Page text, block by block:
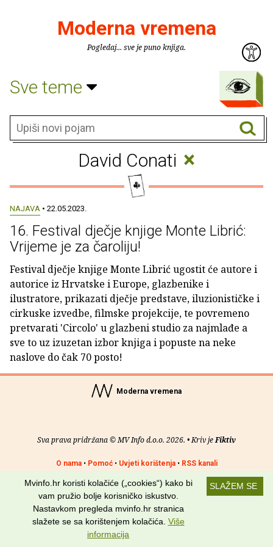
Moderna vremena
Pogledaj... sve je puno knjiga.
Sve teme
David Conati ×
NAJAVA • 22.05.2023.
16. Festival dječje knjige Monte Librić:
Vrijeme je za čaroliju!
Festival dječje knjige Monte Librić ugostit će autore i
autorice iz Hrvatske i Europe, glazbenike i
ilustratore, prikazati dječje predstave, iluzionističke i
cirkuske izvedbe, filmske projekcije, te povremeno
pretvarati 'Circolo' u glazbeni studio za najmlađe a
sve to uz izuzetan izbor knjiga i popuste na neke
naslove do čak 70 posto!
Moderna vremena
Sva prava pridržana © MV Info d.o.o. 2026. • Kriv jeFiktiv
O nama• Pomoć• Uvjeti korištenja• RSS kanali
Potraži nas na: SLAŽEM SE
Mvinfo.hr koristi kolačiće („cookies“) kako bi
vam pružio bolje korisničko iskustvo.
Nastavkom pregleda mvinfo.hr stranica
slažete se sa korištenjem kolačića. Više
informacija